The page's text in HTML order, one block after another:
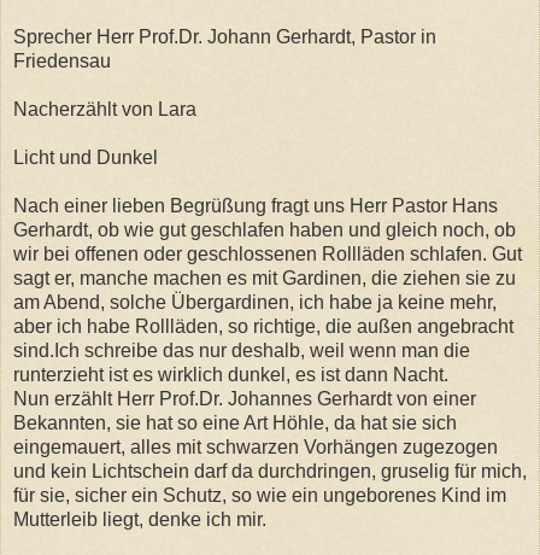
Sprecher Herr Prof.Dr. Johann Gerhardt, Pastor in
Friedensau
Nacherzählt von Lara
Licht und Dunkel
Nach einer lieben Begrüßung fragt uns Herr Pastor Hans
Gerhardt, ob wie gut geschlafen haben und gleich noch, ob
wir bei offenen oder geschlossenen Rollläden schlafen. Gut
sagt er, manche machen es mit Gardinen, die ziehen sie zu
am Abend, solche Übergardinen, ich habe ja keine mehr,
aber ich habe Rollläden, so richtige, die außen angebracht
sind.Ich schreibe das nur deshalb, weil wenn man die
runterzieht ist es wirklich dunkel, es ist dann Nacht.
Nun erzählt Herr Prof.Dr. Johannes Gerhardt von einer
Bekannten, sie hat so eine Art Höhle, da hat sie sich
eingemauert, alles mit schwarzen Vorhängen zugezogen
und kein Lichtschein darf da durchdringen, gruselig für mich,
für sie, sicher ein Schutz, so wie ein ungeborenes Kind im
Mutterleib liegt, denke ich mir.